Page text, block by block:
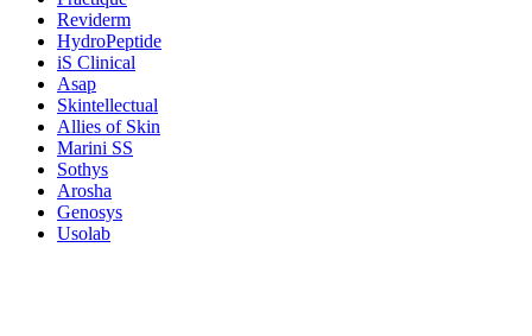
Reviderm
HydroPeptide
iS Clinical
Asap
Skintellectual
Allies of Skin
Marini SS
Sothys
Arosha
Genosys
Usolab